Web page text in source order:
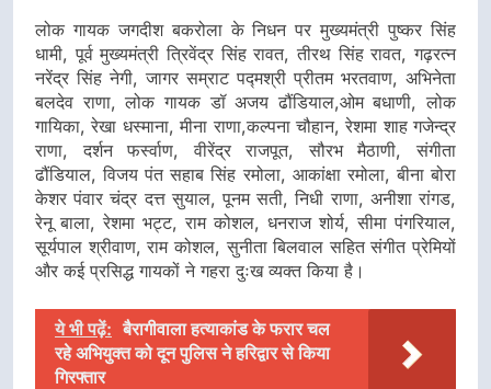
लोक गायक जगदीश बकरोला के निधन पर मुख्यमंत्री पुष्कर सिंह
धामी, पूर्व मुख्यमंत्री त्रिवेंद्र सिंह रावत, तीरथ सिंह रावत, गढ़रत्न
नरेंद्र सिंह नेगी, जागर सम्राट पद्मश्री प्रीतम भरतवाण, अभिनेता
बलदेव राणा, लोक गायक डॉ अजय ढौंडियाल,ओम बधाणी, लोक
गायिका, रेखा धस्माना, मीना राणा,कल्पना चौहान, रेशमा शाह गजेन्द्र
राणा, दर्शन फर्स्वाण, वीरेंद्र राजपूत, सौरभ मैठाणी, संगीता
ढौंडियाल, विजय पंत सहाब सिंह रमोला, आकांक्षा रमोला, बीना बोरा
केशर पंवार चंद्र दत्त सुयाल, पूनम सती, निधी राणा, अनीशा रांगड,
रेनू बाला, रेशमा भट्ट, राम कोशल, धनराज शोर्य, सीमा पंगरियाल,
सूर्यपाल श्रीवाण, राम कोशल, सुनीता बिलवाल सहित संगीत प्रेमियों
और कई प्रसिद्ध गायकों ने गहरा दुःख व्यक्त किया है।
ये भी पढ़ें: बैरागीवाला हत्याकांड के फरार चल
रहे अभियुक्त को दून पुलिस ने हरिद्वार से किया
गिरफ्तार